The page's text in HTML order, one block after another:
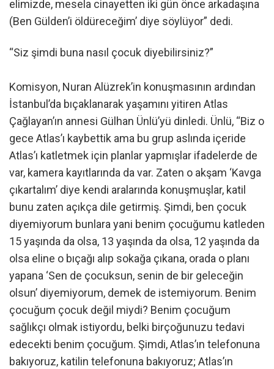
elimizde, mesela cinayetten iki gün önce arkadaşına
(Ben Gülden’i öldüreceğim’ diye söylüyor” dedi.
“Siz şimdi buna nasıl çocuk diyebilirsiniz?”
Komisyon, Nuran Alüzrek’in konuşmasının ardından
İstanbul’da bıçaklanarak yaşamını yitiren Atlas
Çağlayan’ın annesi Gülhan Ünlü’yü dinledi. Ünlü, “Biz o
gece Atlas’ı kaybettik ama bu grup aslında içeride
Atlas’ı katletmek için planlar yapmışlar ifadelerde de
var, kamera kayıtlarında da var. Zaten o akşam ‘Kavga
çıkartalım’ diye kendi aralarında konuşmuşlar, katil
bunu zaten açıkça dile getirmiş. Şimdi, ben çocuk
diyemiyorum bunlara yani benim çocuğumu katleden
15 yaşında da olsa, 13 yaşında da olsa, 12 yaşında da
olsa eline o bıçağı alıp sokağa çıkana, orada o planı
yapana ‘Sen de çocuksun, senin de bir geleceğin
olsun’ diyemiyorum, demek de istemiyorum. Benim
çocuğum çocuk değil miydi? Benim çocuğum
sağlıkçı olmak istiyordu, belki birçoğunuzu tedavi
edecekti benim çocuğum. Şimdi, Atlas’ın telefonuna
bakıyoruz, katilin telefonuna bakıyoruz; Atlas’ın